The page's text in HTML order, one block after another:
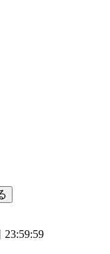
23:59:59